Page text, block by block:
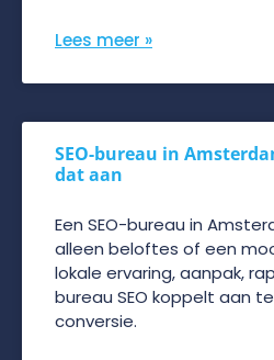
Lees meer »
SEO-bureau in
dat aan
Een SEO-bureau in
alleen beloftes of een
lokale ervaring, aanpak,
bureau SEO koppelt aan
conversie.